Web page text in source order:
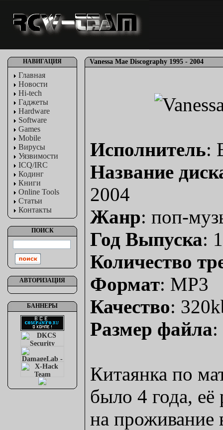
НАВИГАЦИЯ
Главная
Новости
Hi-tech
Гаджеты
Hardware
Software
Games
Mobile
Вирусы
Уязвимости
ICQ/IRC
Кодинг
Книги
Online Tools
Статьи
Контакты
ПОИСК
АВТОРИЗАЦИЯ
БАННЕРЫ
Vanessa Mae Discography 1995 - 2004
Исполнитель:
Название
2004
Жанр: поп-
Год Выпуска:
Количество
Формат: MP3
Качество:
Размер файла:
Китаянка по
было 4 года, её
на проживание